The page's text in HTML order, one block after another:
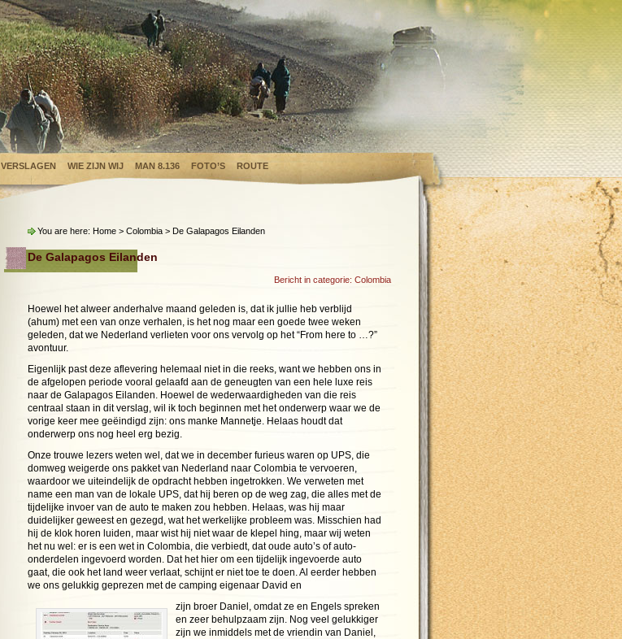
VERSLAGEN WIE ZIJN WIJ MAN 8.136 FOTO’S ROUTE
You are here: Home > Colombia > De Galapagos Eilanden
De Galapagos Eilanden
Bericht in categorie: Colombia
Hoewel het alweer anderhalve maand geleden is, dat ik jullie heb verblijd
(ahum) met een van onze verhalen, is het nog maar een goede twee weken
geleden, dat we Nederland verlieten voor ons vervolg op het “From here to …?”
avontuur.
Eigenlijk past deze aflevering helemaal niet in die reeks, want we hebben ons in
de afgelopen periode vooral gelaafd aan de geneugten van een hele luxe reis
naar de Galapagos Eilanden. Hoewel de wederwaardigheden van die reis
centraal staan in dit verslag, wil ik toch beginnen met het onderwerp waar we de
vorige keer mee geëindigd zijn: ons manke Mannetje. Helaas houdt dat
onderwerp ons nog heel erg bezig.
Onze trouwe lezers weten wel, dat we in december furieus waren op UPS, die
domweg weigerde ons pakket van Nederland naar Colombia te vervoeren,
waardoor we uiteindelijk de opdracht hebben ingetrokken. We verweten met
name een man van de lokale UPS, dat hij beren op de weg zag, die alles met de
tijdelijke invoer van de auto te maken zou hebben. Helaas, was hij maar
duidelijker geweest en gezegd, wat het werkelijke probleem was. Misschien had
hij de klok horen luiden, maar wist hij niet waar de klepel hing, maar wij weten
het nu wel: er is een wet in Colombia, die verbiedt, dat oude auto’s of auto-
onderdelen ingevoerd worden. Dat het hier om een tijdelijk ingevoerde auto
gaat, die ook het land weer verlaat, schijnt er niet toe te doen. Al eerder hebben
we ons gelukkig geprezen met de camping eigenaar David en
zijn broer Daniel, omdat ze en Engels spreken
en zeer behulpzaam zijn. Nog veel gelukkiger
zijn we inmiddels met de vriendin van Daniel,